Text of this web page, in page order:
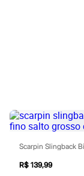
Perfumes
Todos os
Novidades
Blusas
Calças
R$ 139,99